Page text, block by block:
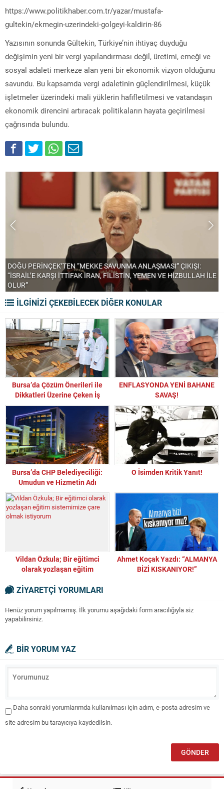
https://www.politikhaber.com.tr/yazar/mustafa-
gultekin/ekmegin-uzerindeki-golgeyi-kaldirin-86
Yazısının sonunda Gültekin, Türkiye’nin ihtiyaç duyduğu
değişimin yeni bir vergi yapılandırması değil, üretimi, emeği ve
sosyal adaleti merkeze alan yeni bir ekonomik vizyon olduğunu
savundu. Bu kapsamda vergi adaletinin güçlendirilmesi, küçük
işletmeler üzerindeki mali yüklerin hafifletilmesi ve vatandaşın
ekonomik direncini artıracak politikaların hayata geçirilmesi
çağrısında bulundu.
Bursa’yı Yakından Takip Ediyoruz!
İLGİNİZİ ÇEKEBİLECEK DİĞER KONULAR
Bursa’da Çözüm Önerileri ile
Dikkatleri Üzerine Çeken İş
İnsanından Depremzedelere
Anlamlı Yardım!
ENFLASYONDA YENİ BAHANE
SAVAŞ!
Bursa’da CHP Belediyeciliği:
Umudun ve Hizmetin Adı
O İsimden Kritik Yanıt!
Vildan Özkula; Bir eğitimci
olarak yozlaşan eğitim
istiyorum
Ahmet Koçak Yazdı: “ALMANYA
BİZİ KISKANIYOR!”
ZİYARETÇİ YORUMLARI
Henüz yorum yapılmamış. İlk yorumu aşağıdaki form aracılığıyla siz
yapabilirsiniz.
BİR YORUM YAZ
Daha sonraki yorumlarımda kullanılması için adım, e-posta adresim ve
site adresim bu tarayıcıya kaydedilsin.